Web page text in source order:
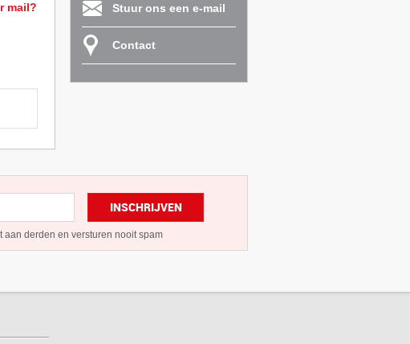
mail? Stuur ons een e-mail
Contact
INSCHRIJVEN
aan derden en versturen nooit spam